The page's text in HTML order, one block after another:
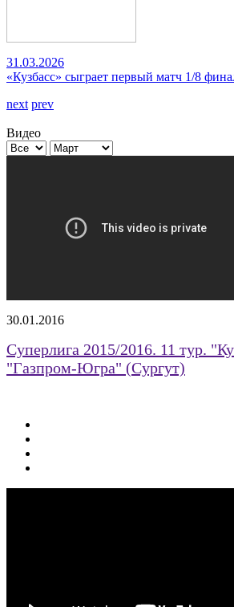
31.03.2026
«Кузбасс» сыграет первый матч 1/8
next prev
Видео
30.01.2016
Суперлига 2015/2016. 11 тур.
"Газпром-Югра" (Сургут)